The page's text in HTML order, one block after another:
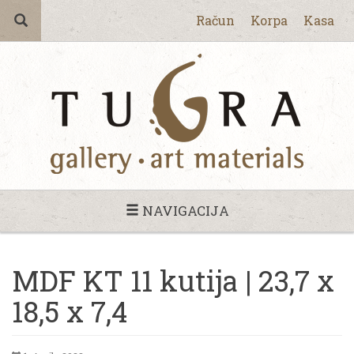
Račun Korpa Kasa
NAVIGACIJA
MDF KT 11 kutija | 23,7 x
18,5 x 7,4